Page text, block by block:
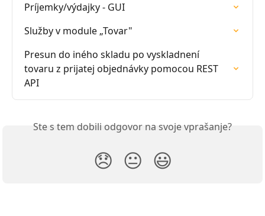
Príjemky/výdajky - GUI
Služby v module „Tovar"
Presun do iného skladu po vyskladnení
tovaru z prijatej objednávky pomocou REST
API
Ste s tem dobili odgovor na svoje vprašanje?
😞 😐 😃